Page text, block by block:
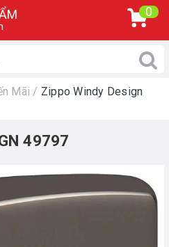
0
Mãi / Zippo Windy Design
49797